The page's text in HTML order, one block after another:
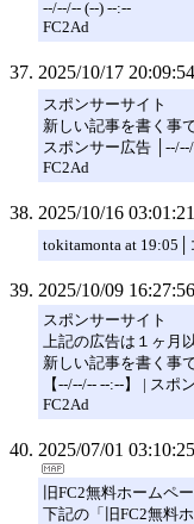
--/--/-- (--) --:--
FC2Ad
2025/10/17 20:09:54
スポンサーサイト
新しい記事を書く事
スポンサー広告
FC2Ad
2025/10/16 03:01:21
tokitamonta at
2025/10/09 16:27:56
スポンサーサイト
上記の広告は１ヶ月
新しい記事を書く事
【--/--/-- --:--】 | スポ
FC2Ad
2025/07/01 03:10:25
旧FC2無料ホームペ
下記の「旧FC2無料